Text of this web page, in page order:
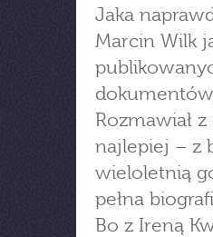
Jaka
Marcin Wilk
Rozmawiał
najlepiej – z
wieloletnią
pełna
Bo z Ireną